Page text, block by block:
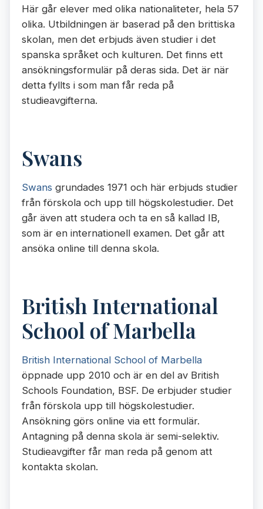
Här går elever med olika nationaliteter, hela 57
olika. Utbildningen är baserad på den brittiska
skolan, men det erbjuds även studier i det
spanska språket och kulturen. Det finns ett
ansökningsformulär på deras sida. Det är när
detta fyllts i som man får reda på
studieavgifterna.
Swans
Swans grundades 1971 och här erbjuds studier
från förskola och upp till högskolestudier. Det
går även att studera och ta en så kallad IB,
som är en internationell examen. Det går att
ansöka online till denna skola.
British International
School of Marbella
British International School of Marbella
öppnade upp 2010 och är en del av British
Schools Foundation, BSF. De erbjuder studier
från förskola upp till högskolestudier.
Ansökning görs online via ett formulär.
Antagning på denna skola är semi-selektiv.
Studieavgifter får man reda på genom att
kontakta skolan.